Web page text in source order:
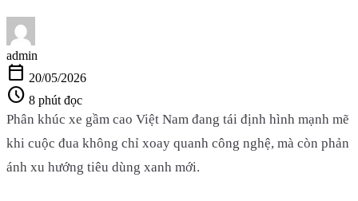
admin
calendar_today 20/05/2026
schedule 8 phút đọc
Phân khúc xe gầm cao Việt Nam đang tái định hình mạnh mẽ
khi cuộc đua không chỉ xoay quanh công nghệ, mà còn phản
ánh xu hướng tiêu dùng xanh mới.